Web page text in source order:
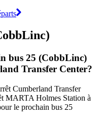
bus 25 (CobbLinc)
Transfer Center?
Cumberland Transfer
MARTA Holmes Station à
le prochain bus 25